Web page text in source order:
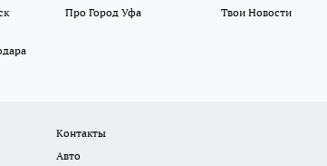
Про Город Уфа Твои Новости
Контакты
Авто